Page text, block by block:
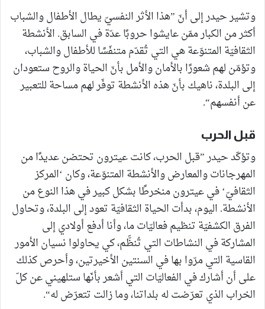
وتشير حيدر إلى أنّ ”هذا الأثر النفسيّ يطال الأطفال والشباب
أكثر من الكبار ممّن عايشوا حروبًا عدّة في السابق. الأنشطة
الثقافيّة المتنوّعة هي التي تُقدّم متنفّسًا للأطفال والشباب،
وتؤمّن لهم شعورًا بالأمان والأمل بأنّ الحياة والروح ستعودان
إلى البلدة، ناهيك بأنّ هذه الأنشطة توفّر لهم مساحة للتعبير
عن أنفسهم“.
قبل الحرب
وتؤكّد حيدر ”قبل الحرب، كانت عيترون تحتضن عديدًا من
المهرجانات والمعارض والأنشطة المتنوّعة، وكان ‘المركز
الثقافيّ‘ في عيترون منخرطًا بشكل كبير في هذا النوع من
الأنشطة. اليوم، بدأت الحياة الثقافيّة تعود إلى البلدة، وتحاول
الفرق الكشفيّة تنظيم فعاليّات ما، وأنا أدفع أولادي إلى
المشاركة في النشاطات التي تُنظَّم، كي يحاولوا نسيان الأمور
القاسية التي مرّوا بها في السنتين الأخيرتين، وأحرص كذلك
على أن أشارك في الفعاليّات التي أشعر بأنّها ستلهيني عن كلّ
الخراب الذي تعرّضت له بلداتنا، وما زالت تتعرّض له“.